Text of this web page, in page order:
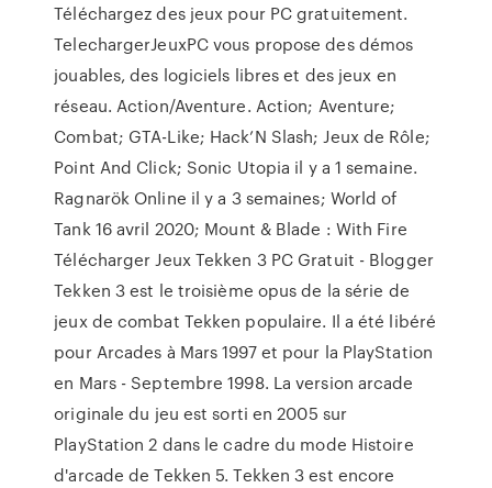
Téléchargez des jeux pour PC gratuitement.
TelechargerJeuxPC vous propose des démos
jouables, des logiciels libres et des jeux en
réseau. Action/Aventure. Action; Aventure;
Combat; GTA-Like; Hack’N Slash; Jeux de Rôle;
Point And Click; Sonic Utopia il y a 1 semaine.
Ragnarök Online il y a 3 semaines; World of
Tank 16 avril 2020; Mount & Blade : With Fire
Télécharger Jeux Tekken 3 PC Gratuit - Blogger
Tekken 3 est le troisième opus de la série de
jeux de combat Tekken populaire. Il a été libéré
pour Arcades à Mars 1997 et pour la PlayStation
en Mars - Septembre 1998. La version arcade
originale du jeu est sorti en 2005 sur
PlayStation 2 dans le cadre du mode Histoire
d'arcade de Tekken 5. Tekken 3 est encore